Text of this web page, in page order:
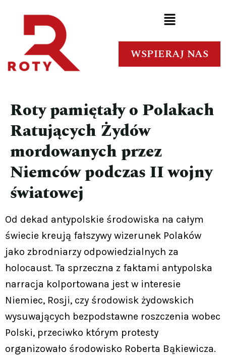
WSPIERAJ NAS
Roty pamiętały o Polakach
Ratujących Żydów
mordowanych przez
Niemców podczas II wojny
światowej
Od dekad antypolskie środowiska na całym
świecie kreują fałszywy wizerunek Polaków
jako zbrodniarzy odpowiedzialnych za
holocaust. Ta sprzeczna z faktami antypolska
narracja kolportowana jest w interesie
Niemiec, Rosji, czy środowisk żydowskich
wysuwających bezpodstawne roszczenia wobec
Polski, przeciwko którym protesty
organizowało środowisko Roberta Bąkiewicza.